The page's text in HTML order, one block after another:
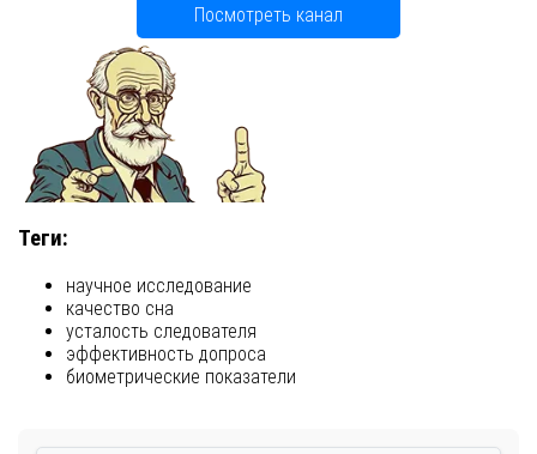
Посмотреть канал
Теги:
научное исследование
качество сна
усталость следователя
эффективность допроса
биометрические показатели